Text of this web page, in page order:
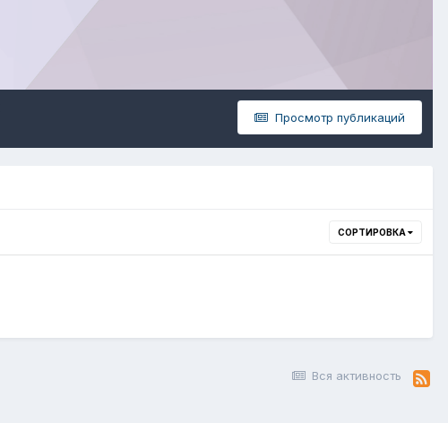
Просмотр публикаций
СОРТИРОВКА
Вся активность